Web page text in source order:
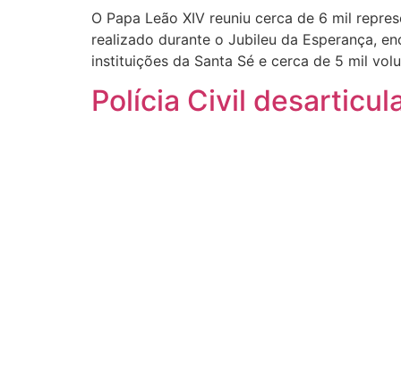
O Papa Leão XIV reuniu cerca de 6 mil
realizado durante o Jubileu da Esperança,
instituições da Santa Sé e cerca de 5 mil
Polícia Civil